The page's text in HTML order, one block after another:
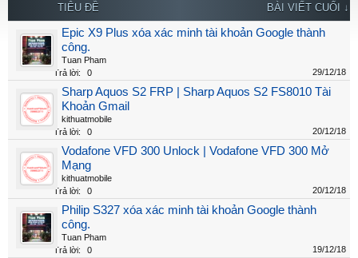
TIÊU ĐỀ BÀI VIẾT CUỐI ↓
Epic X9 Plus xóa xác minh tài khoản Google thành
công.
Tuan Pham
Trả lời:
0 29/12/18
Sharp Aquos S2 FRP | Sharp Aquos S2 FS8010 Tài
Khoản Gmail
kithuatmobile
Trả lời:
0 20/12/18
Vodafone VFD 300 Unlock | Vodafone VFD 300 Mở
Mạng
kithuatmobile
Trả lời:
0 20/12/18
Philip S327 xóa xác minh tài khoản Google thành
công.
Tuan Pham
Trả lời:
0 19/12/18